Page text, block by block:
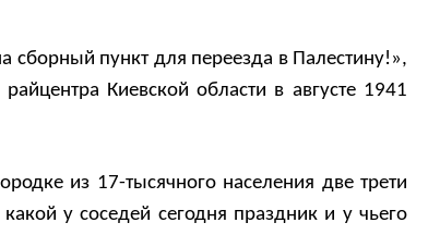
сборный пункт для переезда в Палестину!»,
Киевской области в августе 1941
из 17-тысячного населения две трети
у соседей сегодня праздник и у чьего